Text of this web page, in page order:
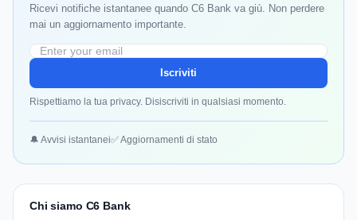
Ricevi notifiche istantanee quando C6 Bank va giù. Non perdere
mai un aggiornamento importante.
Iscriviti
Rispettiamo la tua privacy. Disiscriviti in qualsiasi momento.
🔔 Avvisi istantanei✅ Aggiornamenti di stato
Chi siamo C6 Bank